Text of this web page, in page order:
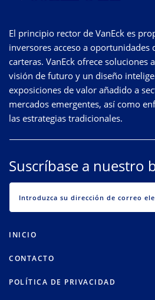
El principio rector de VanEck es
inversores acceso a oportunidades
carteras. VanEck ofrece soluciones
visión de futuro y un diseño
exposiciones de valor añadido a
mercados emergentes, así como
las estrategias tradicionales.
Suscríbase a nuestro
INICIO
CONTACTO
POLÍTICA DE PRIVACIDAD